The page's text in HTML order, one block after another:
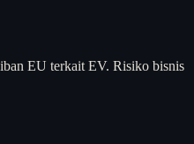
EU terkait EV. Risiko bisnis